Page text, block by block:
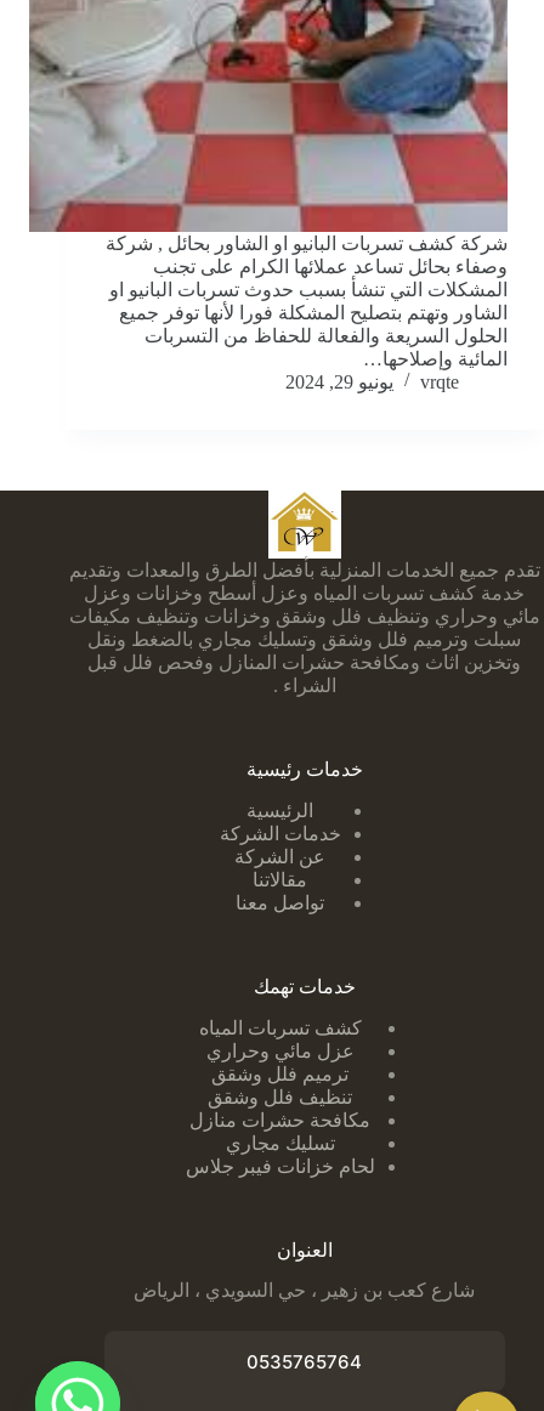
شركة كشف تسربات البانيو او الشاور بحائل , شركة
وصفاء بحائل تساعد عملائها الكرام على تجنب
المشكلات التي تنشأ بسبب حدوث تسربات البانيو او
الشاور وتهتم بتصليح المشكلة فورا لأنها توفر جميع
الحلول السريعة والفعالة للحفاظ من التسربات
المائية وإصلاحها…
vrqte
يونيو 29, 2024
تقدم جميع الخدمات المنزلية بأفضل الطرق والمعدات وتقديم
خدمة كشف تسربات المياه وعزل أسطح وخزانات وعزل
مائي وحراري وتنظيف فلل وشقق وخزانات وتنظيف مكيفات
سبلت وترميم فلل وشقق وتسليك مجاري بالضغط ونقل
وتخزين اثاث ومكافحة حشرات المنازل وفحص فلل قبل
الشراء .
خدمات رئيسية
الرئيسية
خدمات الشركة
عن الشركة
مقالاتنا
تواصل معنا
خدمات تهمك
كشف تسربات ا لمياه
عزل مائي وحراري
ترميم فلل وشقق
تنظيف فلل وشقق
مكافحة حشرات منازل
تسليك مجاري
لحام خزانات فيبر جلاس
العنوان
شارع كعب بن زهير ، حي السويدي ، الرياض
0535765764